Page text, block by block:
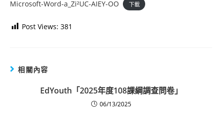
Microsoft-Word-a_Zi²UC-AIEY-OO 下載
Post Views: 381
相關內容
EdYouth「2025年度108課綱調查問卷」
06/13/2025